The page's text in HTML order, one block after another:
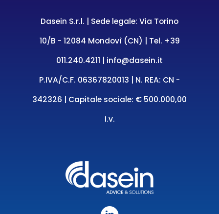
Dasein S.r.l. | Sede legale: Via Torino
10/B - 12084 Mondovì (CN) | Tel. +39
011.240.4211 | info@dasein.it
P.IVA/C.F. 06367820013 | N. REA: CN -
342326 | Capitale sociale: € 500.000,00
i.v.